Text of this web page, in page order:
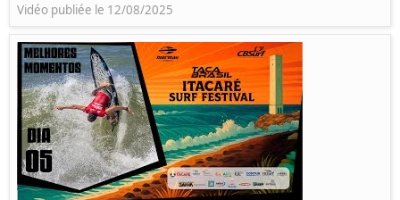
Vidéo publiée le 12/08/2025